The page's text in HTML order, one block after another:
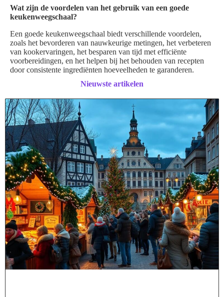
Wat zijn de voordelen van het gebruik van een goede
keukenweegschaal?
Een goede keukenweegschaal biedt verschillende voordelen,
zoals het bevorderen van nauwkeurige metingen, het verbeteren
van kookervaringen, het besparen van tijd met efficiënte
voorbereidingen, en het helpen bij het behouden van recepten
door consistente ingrediënten hoeveelheden te garanderen.
Nieuwste artikelen